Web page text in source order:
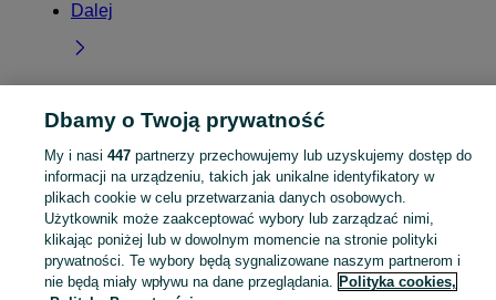
Dalej
Strona główna Łódzkie Dąbrówka Strumiany
KATEGORIA
Skorzystaj z największego serwisu ogłoszeniowego - Dąbrówka Strumiany i okolice! Kupuj to, czego pragniesz i sprzedawaj to, czego już nie potrzebujesz! Zobacz
Mapa kategorii
Dbamy o Twoją prywatność
My i nasi 447partnerzy przechowujemy lub uzyskujemy dostęp do
informacji na urządzeniu, takich jak unikalne identyfikatory w
plikach cookie w celu przetwarzania danych osobowych.
Użytkownik może zaakceptować wybory lub zarządzać nimi,
klikając poniżej lub w dowolnym momencie na stronie polityki
prywatności. Te wybory będą sygnalizowane naszym partnerom i
nie będą miały wpływu na dane przeglądania. Polityka cookies,